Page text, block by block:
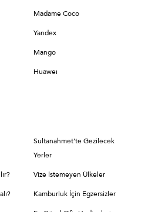
Madame Coco
Yandex
Mango
Huaweı
Sultanahmet’te Gezilecek
Yerler
Vize İstemeyen Ülkeler
Kamburluk İçin Egzersizler